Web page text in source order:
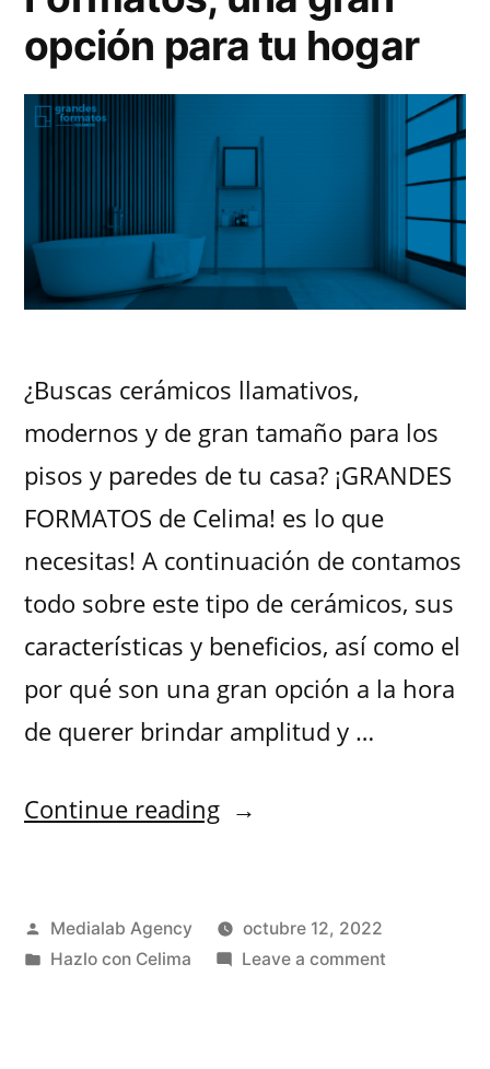
opción para tu hogar
¿Buscas cerámicos llamativos,
modernos y de gran tamaño para los
pisos y paredes de tu casa? ¡GRANDES
FORMATOS de Celima! es lo que
necesitas! A continuación de contamos
todo sobre este tipo de cerámicos, sus
características y beneficios, así como el
por qué son una gran opción a la hora
de querer brindar amplitud y …
Continue reading
Medialab Agency
octubre 12, 2022
Hazlo con Celima
Leave a comment